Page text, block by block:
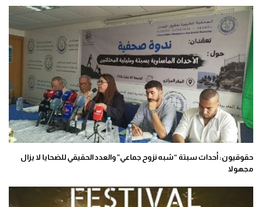
حقوقيون: أحداث سبتة “شبه نزوح جماعي” والعدد الحقيقي للضحايا لا يزال
مجهولا